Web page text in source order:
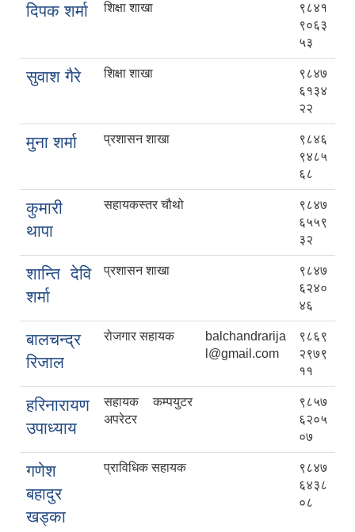
दिपक शर्मा शिक्षा शाखा
९८४१
९०६३
५३
सुवाश गैरे शिक्षा शाखा
९८४७
६१३४
२२
मुना शर्मा प्रशासन शाखा
९८४६
९४८५
६८
कुमारी
थापा
सहायकस्तर चौथो
९८४७
६५५९
३२
शान्ति देवि
शर्मा
प्रशासन शाखा
९८४७
६२४०
४६
बालचन्द्र
रिजाल
रोजगार सहायक
balchandrarija
l@gmail.com
९८६९
२९७९
११
हरिनारायण
उपाध्याय
सहायक कम्पयुटर
अपरेटर
९८५७
६२०५
०७
गणेश
बहादुर
खड्का
प्राविधिक सहायक
९८४७
६४३८
०८